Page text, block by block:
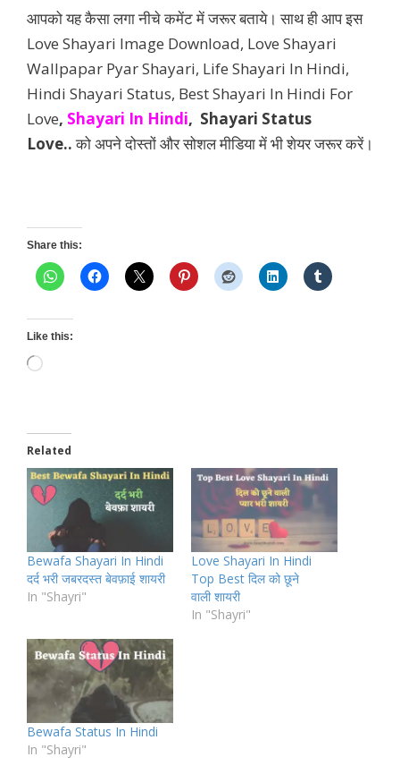
आपको यह कैसा लगा नीचे कमेंट में जरूर बताये। साथ ही आप इस
Love Shayari Image Download, Love Shayari
Wallpapar Pyar Shayari, Life Shayari In Hindi,
Hindi Shayari Status, Best Shayari In Hindi For
Love, Shayari In Hindi, Shayari Status
Love.. को अपने दोस्तों और सोशल मीडिया में भी शेयर जरूर करें।
Share this:
Like this:
Loading…
Related
Bewafa Shayari In Hindi
दर्द भरी जबरदस्त बेवफ़ाई शायरी
In "Shayri"
Love Shayari In Hindi
Top Best दिल को छूने
वाली शायरी
In "Shayri"
Bewafa Status In Hindi
In "Shayri"